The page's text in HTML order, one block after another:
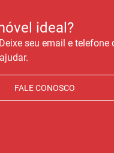
ideal?
seu email e telefone
FALE CONOSCO